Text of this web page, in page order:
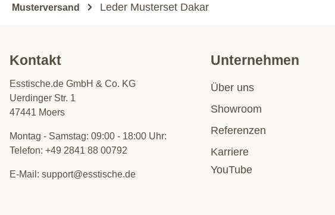
Musterversand Leder Musterset Dakar
Kontakt
Esstische.de GmbH & Co. KG
Uerdinger Str. 1
47441 Moers
Montag - Samstag: 09:00 - 18:00 Uhr:
Telefon: +49 2841 88 00792
E-Mail: support@esstische.de
Unternehmen
Über uns
Showroom
Referenzen
Karriere
YouTube